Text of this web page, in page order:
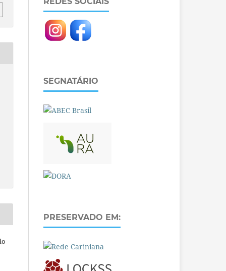
SEGNATÁRIO
PRESERVADO EM: